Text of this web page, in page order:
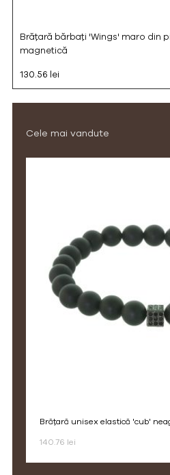
Brățară bărbați 'Wings' maro din
magnetică
130.56 lei
Cele mai vandute
brățară unisex elastică 'cub'
140.76 lei